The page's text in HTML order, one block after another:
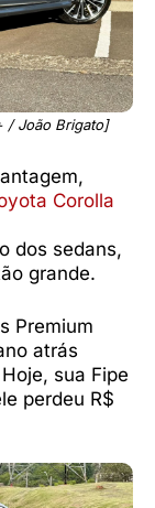
/ João Brigato]
Corolla
dos sedans,
grande.
Premium
atrás
sua Fipe
perdeu R$